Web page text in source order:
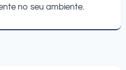
no seu ambiente.